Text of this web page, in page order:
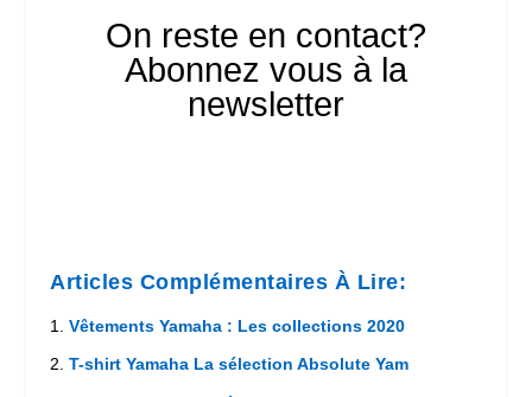
On reste en contact?
Abonnez vous à la
newsletter
Articles Complémentaires À Lire:
Vêtements Yamaha : Les collections 2020
T-shirt Yamaha La sélection Absolute Yam